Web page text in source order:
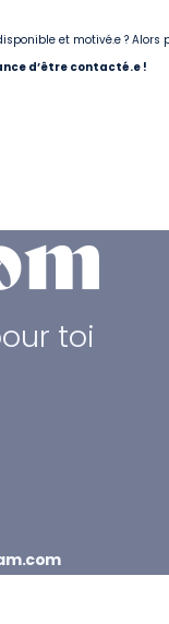
et motivé.e ?
d’être contacté.e !
toi